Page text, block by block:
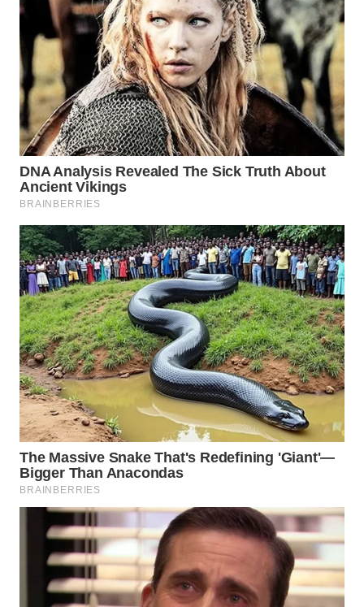
Network
KONSUMEN
LISTRIK
MASYARAKAT
KELISTRIKAN
WALINKI
MAWAKA
ID
MARTABAT
NET
PLN
WATCH
MKLI
LPKKI
LKKI
KOPEKLIN